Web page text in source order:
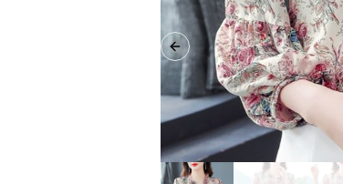
Previous slide